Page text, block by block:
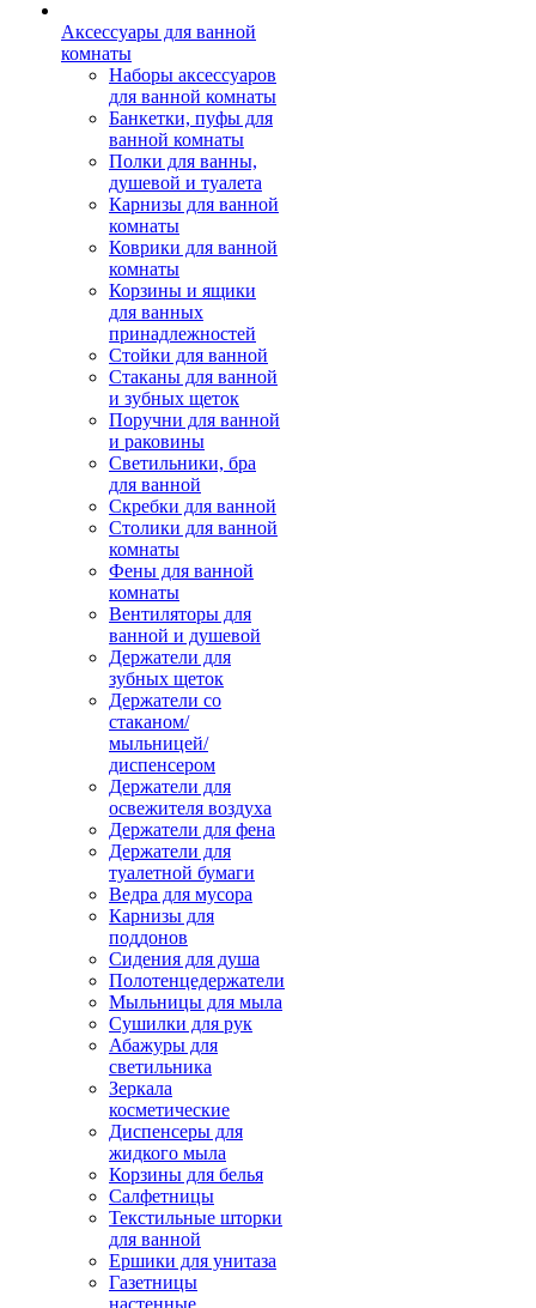
Аксессуары для ванной
комнаты
Наборы аксессуаров
для ванной комнаты
Банкетки, пуфы для
ванной комнаты
Полки для ванны,
душевой и туалета
Карнизы для ванной
комнаты
Коврики для ванной
комнаты
Корзины и ящики
для ванных
принадлежностей
Стойки для ванной
Стаканы для ванной
и зубных щеток
Поручни для ванной
и раковины
Светильники, бра
для ванной
Скребки для ванной
Столики для ванной
комнаты
Фены для ванной
комнаты
Вентиляторы для
ванной и душевой
Держатели для
зубных щеток
Держатели со
стаканом/
мыльницей/
диспенсером
Держатели для
освежителя воздуха
Держатели для фена
Держатели для
туалетной бумаги
Ведра для мусора
Карнизы для
поддонов
Сидения для душа
Полотенцедержатели
Мыльницы для мыла
Сушилки для рук
Абажуры для
светильника
Зеркала
косметические
Диспенсеры для
жидкого мыла
Корзины для белья
Салфетницы
Текстильные шторки
для ванной
Ершики для унитаза
Газетницы
настенные